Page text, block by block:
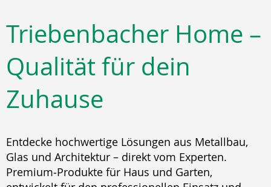
Triebenbacher Home –
Qualität für dein
Zuhause
Entdecke hochwertige Lösungen aus Metallbau,
Glas und Architektur – direkt vom Experten.
Premium‑Produkte für Haus und Garten,